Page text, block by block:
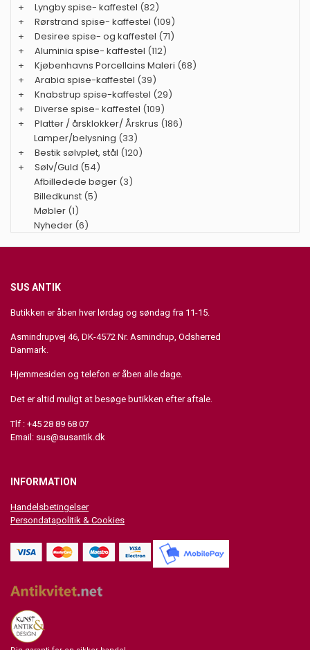
+
Lyngby spise- kaffestel (82)
+
Rørstrand spise- kaffestel (109)
+
Desiree spise- og kaffestel (71)
+
Aluminia spise- kaffestel (112)
+
Kjøbenhavns Porcellains Maleri (68)
+
Arabia spise-kaffestel (39)
+
Knabstrup spise-kaffestel (29)
+
Diverse spise- kaffestel (109)
+
Platter / årsklokker/ Årskrus (186)
Lamper/belysning (33)
+
Bestik sølvplet, stål (120)
+
Sølv/Guld (54)
Afbilledede bøger (3)
Billedkunst (5)
Møbler (1)
Nyheder (6)
SUS ANTIK
Butikken er åben hver lørdag og søndag fra 11-15.
Asmindrupvej 46, DK-4572 Nr. Asmindrup, Odsherred
Danmark.
Hjemmesiden og telefon er åben alle dage.
Det er altid muligt at besøge butikken efter aftale.
Tlf : +45 28 89 68 07
Email: sus@susantik.dk
INFORMATION
Handelsbetingelser
Persondatapolitik & Cookies